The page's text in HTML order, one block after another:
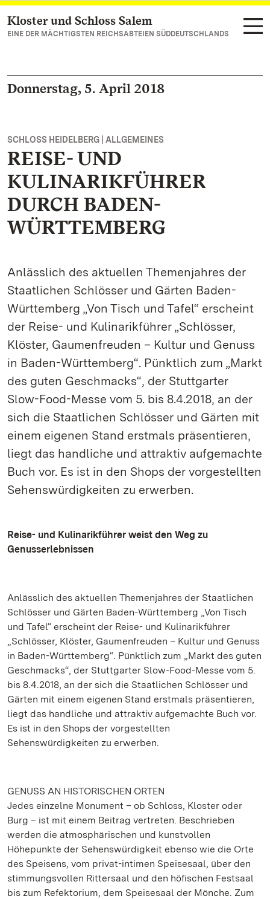
Zum Hauptinhalt springen
Kloster und Schloss Salem
EINE DER MÄCHTIGSTEN REICHSABTEIEN SÜDDEUTSCHLANDS
Donnerstag, 5. April 2018
SCHLOSS HEIDELBERG | ALLGEMEINES
REISE- UND
KULINARIKFÜHRER
DURCH BADEN-
WÜRTTEMBERG
Anlässlich des aktuellen Themenjahres der
Staatlichen Schlösser und Gärten Baden-
Württemberg „Von Tisch und Tafel“ erscheint
der Reise- und Kulinarikführer „Schlösser,
Klöster, Gaumenfreuden – Kultur und Genuss
in Baden-Württemberg“. Pünktlich zum „Markt
des guten Geschmacks“, der Stuttgarter
Slow-Food-Messe vom 5. bis 8.4.2018, an der
sich die Staatlichen Schlösser und Gärten mit
einem eigenen Stand erstmals präsentieren,
liegt das handliche und attraktiv aufgemachte
Buch vor. Es ist in den Shops der vorgestellten
Sehenswürdigkeiten zu erwerben.
Reise- und Kulinarikführer weist den Weg zu
Genusserlebnissen
Anlässlich des aktuellen Themenjahres der Staatlichen
Schlösser und Gärten Baden-Württemberg „Von Tisch
und Tafel“ erscheint der Reise- und Kulinarikführer
„Schlösser, Klöster, Gaumenfreuden – Kultur und Genuss
in Baden-Württemberg“. Pünktlich zum „Markt des guten
Geschmacks“, der Stuttgarter Slow-Food-Messe vom 5.
bis 8.4.2018, an der sich die Staatlichen Schlösser und
Gärten mit einem eigenen Stand erstmals präsentieren,
liegt das handliche und attraktiv aufgemachte Buch vor.
Es ist in den Shops der vorgestellten
Sehenswürdigkeiten zu erwerben.
GENUSS AN HISTORISCHEN ORTEN
Jedes einzelne Monument – ob Schloss, Kloster oder
Burg – ist mit einem Beitrag vertreten. Beschrieben
werden die atmosphärischen und kunstvollen
Höhepunkte der Sehenswürdigkeit ebenso wie die Orte
des Speisens, vom privat-intimen Speisesaal, über den
stimmungsvollen Rittersaal und den höfischen Festsaal
bis zum Refektorium, dem Speisesaal der Mönche. Zum